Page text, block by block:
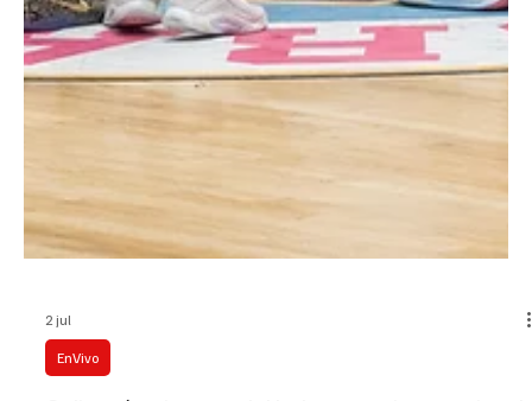
2 jul